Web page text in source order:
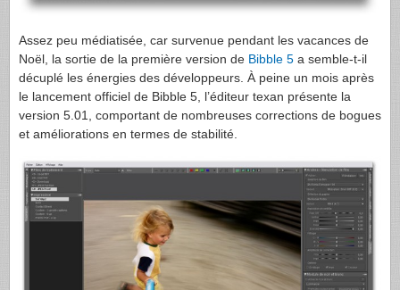
Assez peu médiatisée, car survenue pendant les vacances de
Noël, la sortie de la première version de Bibble 5 a semble-t-il
décuplé les énergies des développeurs. À peine un mois après
le lancement officiel de Bibble 5, l’éditeur texan présente la
version 5.01, comportant de nombreuses corrections de bogues
et améliorations en termes de stabilité.